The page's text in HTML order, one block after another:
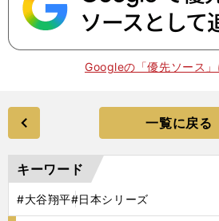
Googleの「優先ソース」
一覧に戻る
キーワード
#大谷翔平#日本シリーズ